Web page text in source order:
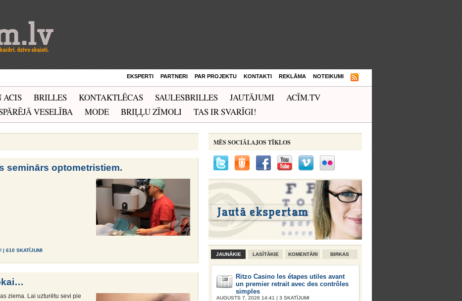
EKSPERTI PARTNERI PAR PROJEKTU KONTAKTI REKLĀMA NOTEIKUMI
ACIS BRILLES KONTAKTLĒCAS SAULESBRILLES JAUTĀJUMI
ACĪM.TV
VESELĪBA MODE BRIĻĻU ZĪMOLI TAS IR SVARĪGI!
seminārs optometristiem.
| 610 SKATĪJUMI
ziema. Lai uzturētu sevi pie
MĒS SOCIĀLAJOS TĪKLOS
JAUNĀKIE LASĪTĀKIE KOMENTĀRI BIRKAS
Ritzo Casino les étapes utiles avant
un premier retrait avec des contrôles
simples
AUGUSTS 7, 2026 14:41 | 3 SKATĪJUMI